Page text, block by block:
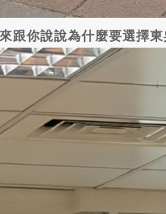
跟你說說為什麼要選擇